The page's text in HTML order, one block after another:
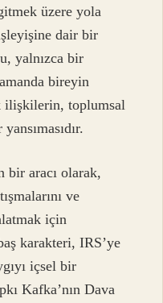
üzere yola
dair bir
yalnızca bir
bireyin
ilişkilerin, toplumsal
bir aracı olarak,
ve
için
karakteri, IRS’ye
içsel bir
Kafka’nın Dava